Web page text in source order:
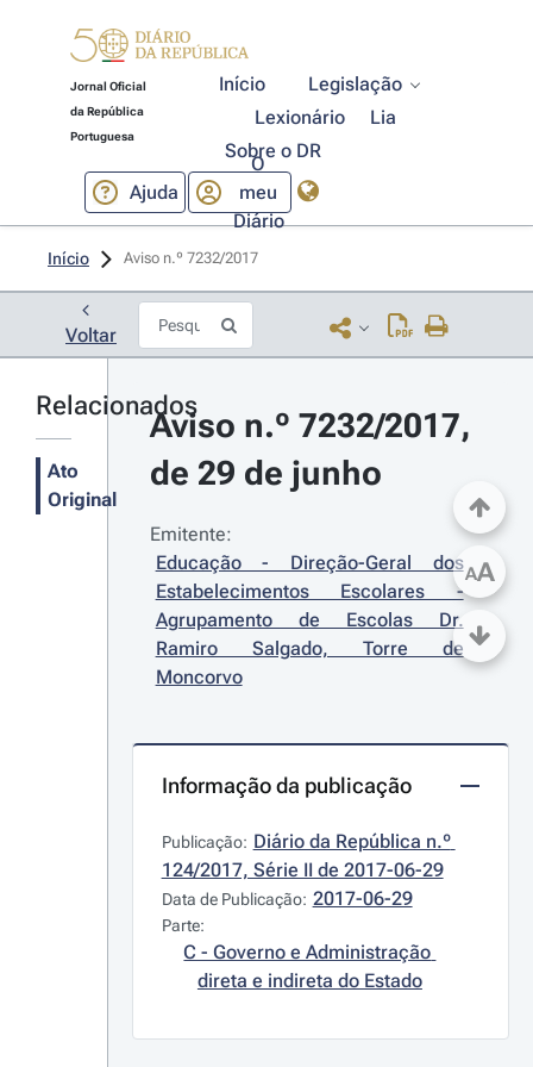
Jornal Oficial
da República
Portuguesa
Início
Legislação
Lexionário
Lia
Sobre o DR
Ajuda
O
meu
Diário
Início Aviso n.º 7232/2017
Voltar
Relacionados
Ato
Original
Aviso n.º 7232/2017,
de 29 de junho
Emitente:
Educação - Direção-Geral dos
Estabelecimentos Escolares -
Agrupamento de Escolas Dr.
Ramiro Salgado, Torre de
Moncorvo
Informação da publicação
Publicação: Diário da República n.º
124/2017, Série II de 2017-06-29
Data de Publicação: 2017-06-29
Parte:
C - Governo e Administração
direta e indireta do Estado
AA